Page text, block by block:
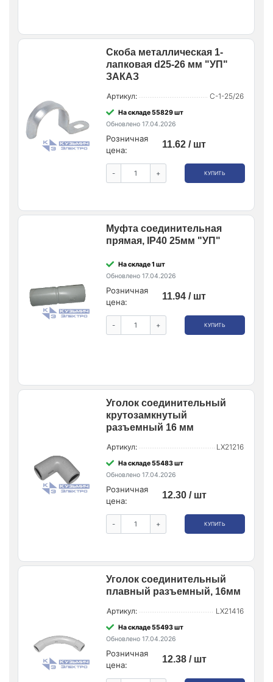
Скоба металлическая 1-
лапковая d25-26 мм "УП"
ЗАКАЗ
Артикул: С-1-25/26
На складе 55829 шт
Обновлено 17.04.2026
Розничная
цена:
11.62 / шт
- + КУПИТЬ
Муфта соединительная
прямая, IP40 25мм "УП"
На складе 1 шт
Обновлено 17.04.2026
Розничная
цена:
11.94 / шт
- + КУПИТЬ
Уголок соединительный
крутозамкнутый
разъемный 16 мм
Артикул: LX21216
На складе 55483 шт
Обновлено 17.04.2026
Розничная
цена:
12.30 / шт
- + КУПИТЬ
Уголок соединительный
плавный разъемный, 16мм
Артикул: LX21416
На складе 55493 шт
Обновлено 17.04.2026
Розничная
цена:
12.38 / шт